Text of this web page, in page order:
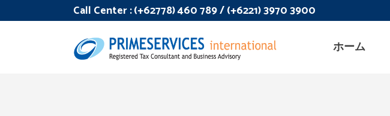
Call Center :(+62778) 460 789 / (+6221) 3970 3900
ホーム